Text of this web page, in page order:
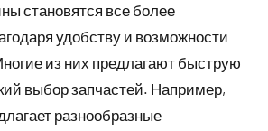
становятся все более
удобству и возможности
из них предлагают быструю
выбор запчастей. Например,
разнообразные